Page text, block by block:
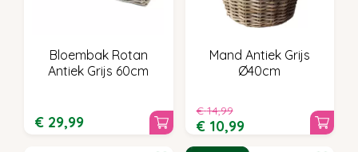
Bloembak Rotan
Antiek Grijs 60cm
€ 29,99
Mand Antiek Grijs
Ø40cm
€ 14,99
€ 10,99